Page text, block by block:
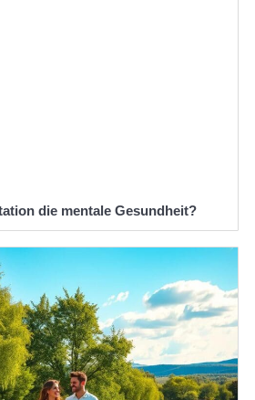
die mentale Gesundheit?